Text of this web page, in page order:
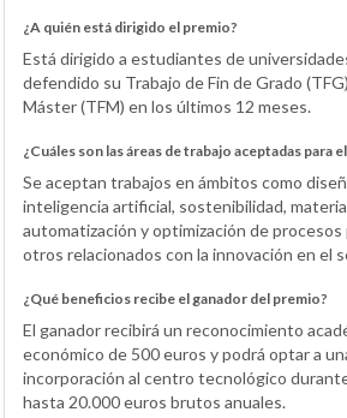
¿A quién está dirigido el premio?
Está dirigido a estudiantes de
defendido su Trabajo de Fin de Grado
Máster (TFM) en los últimos 12 meses.
¿Cuáles son las áreas de trabajo aceptadas para
Se aceptan trabajos en ámbitos como
inteligencia artificial, sostenibilidad,
automatización y optimización de
otros relacionados con la innovación en el
¿Qué beneficios recibe el ganador del premio?
El ganador recibirá un reconocimiento
económico de 500 euros y podrá optar a
incorporación al centro tecnológico
hasta 20.000 euros brutos anuales.